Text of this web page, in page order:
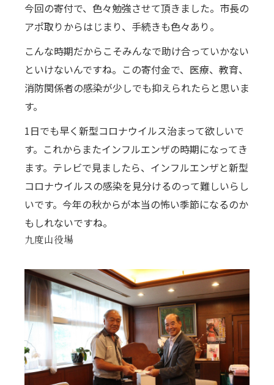
今回の寄付で、色々勉強させて頂きました。市長の
アポ取りからはじまり、手続きも色々あり。
こんな時期だからこそみんなで助け合っていかない
といけないんですね。この寄付金で、医療、教育、
消防関係者の感染が少しでも抑えられたらと思いま
す。
1日でも早く新型コロナウイルス治まって欲しいで
す。これからまたインフルエンザの時期になってき
ます。テレビで見ましたら、インフルエンザと新型
コロナウイルスの感染を見分けるのって難しいらし
いです。今年の秋からが本当の怖い季節になるのか
もしれないですね。
九度山役場